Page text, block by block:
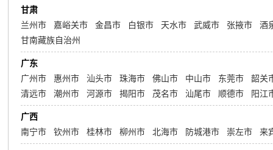
甘肃
兰州市
嘉峪关市 金昌市 白银市 天水市 武威市 张掖市
酒
甘南藏族自治州
广东
广州市
惠州市 汕头市 珠海市 佛山市 中山市 东莞市
韶关
清远市
潮州市 河源市 揭阳市 茂名市 汕尾市 顺德市 阳江
广西
南宁市
钦州市 桂林市 柳州市 北海市 防城港市 崇左市 来